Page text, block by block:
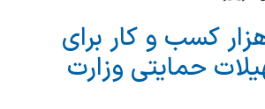
۵۰ هزار کسب و کار برای
حمایتی وزارت